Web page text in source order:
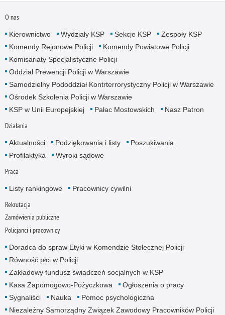
O nas
Kierownictwo Wydziały KSP Sekcje KSP
Zespoły KSP
Komendy Rejonowe Policji
Komendy Powiatowe Policji
Komisariaty Specjalistyczne Policji
Oddział Prewencji Policji w Warszawie
Samodzielny Pododdział Kontrterrorystyczny Policji w Warszawie
Ośrodek Szkolenia Policji w Warszawie
KSP w Unii Europejskiej
Pałac Mostowskich Nasz Patron
Działania
Aktualności Podziękowania i listy
Poszukiwania
Profilaktyka
Wyroki sądowe
Praca
Listy rankingowe Pracownicy cywilni
Rekrutacja
Zamówienia publiczne
Policjanci i pracownicy
Doradca do spraw Etyki w Komendzie Stołecznej Policji
Równość płci w Policji
Zakładowy fundusz świadczeń socjalnych w KSP
Kasa Zapomogowo-Pożyczkowa
Ogłoszenia o pracy
Sygnaliści
Nauka
Pomoc psychologiczna
Niezależny Samorządny Związek Zawodowy Pracowników Policji